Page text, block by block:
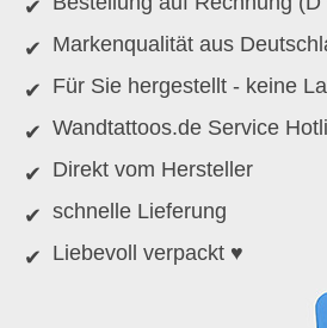
Markenqualität aus
Für Sie hergestellt - keine
Wandtattoos.de Service
Direkt vom Hersteller
schnelle Lieferung
Liebevoll verpackt ♥